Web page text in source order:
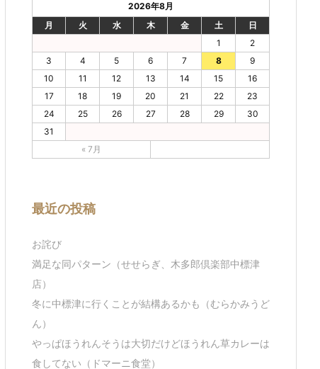
2026年8月
月
火 水 木 金 土
日
1
2
3
4 5 6 7 8
9
10
11 12 13 14 15
16
17
18 19 20 21 22
23
24
25 26 27 28 29
30
31
« 7月
最近の投稿
お詫び
満足な同パターン（せせらぎ、木多郎倶楽部中標津
店）
冬に中標津に行くことが結構あるかも（むらかみうど
ん）
やっぱほうれんそうは大切だけどほうれん草カレーは
食してない（ドマーニ食堂）